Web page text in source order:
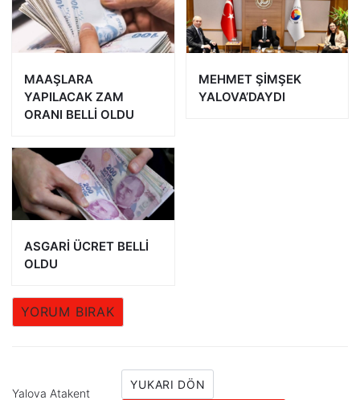
MAAŞLARA
YAPILACAK ZAM
ORANI BELLİ OLDU
MEHMET ŞİMŞEK
YALOVA’DAYDI
ASGARİ ÜCRET BELLİ
OLDU
YORUM BIRAK
Yalova Atakent
YUKARI DÖN